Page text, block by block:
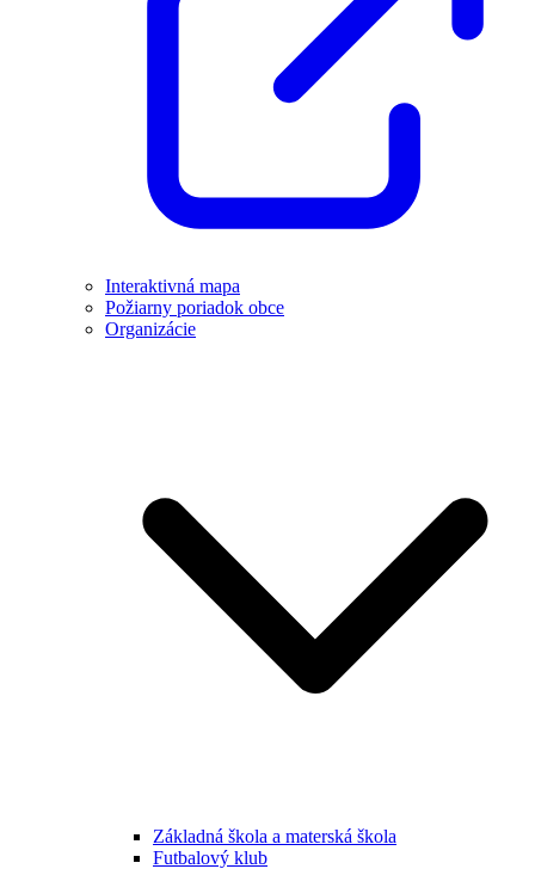
Interaktivná mapa
Požiarny poriadok obce
Organizácie
Základná škola a materská škola
Futbalový klub